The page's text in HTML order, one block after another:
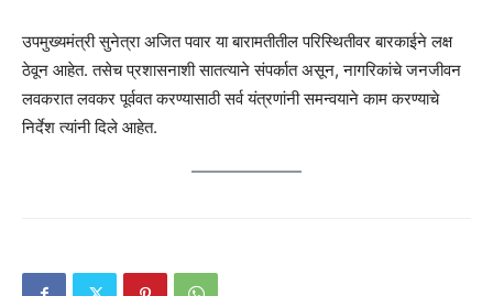
उपमुख्यमंत्री सुनेत्रा अजित पवार या बारामतीतील परिस्थितीवर बारकाईने लक्ष
ठेवून आहेत. तसेच प्रशासनाशी सातत्याने संपर्कात असून, नागरिकांचे जनजीवन
लवकरात लवकर पूर्ववत करण्यासाठी सर्व यंत्रणांनी समन्वयाने काम करण्याचे
निर्देश त्यांनी दिले आहेत.